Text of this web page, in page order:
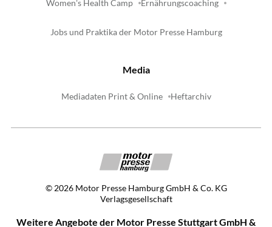
Women's Health Camp Ernährungscoaching
Jobs und Praktika der Motor Presse Hamburg
Media
Mediadaten Print & Online Heftarchiv
© 2026 Motor Presse Hamburg GmbH & Co. KG
Verlagsgesellschaft
Weitere Angebote der Motor Presse Stuttgart GmbH &